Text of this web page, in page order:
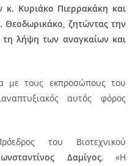
κ. Κυριάκο Πιερρακάκη και
Θεοδωρικάκο,ζητώντας την
λήψη των αναγκαίων και
με τους εκπροσώπους του
αυτός φόρος
του Βιοτεχνικού
Δαμίγος, «Η